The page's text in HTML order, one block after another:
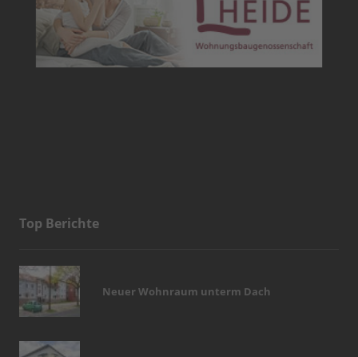
Top Berichte
Neuer Wohnraum unterm Dach